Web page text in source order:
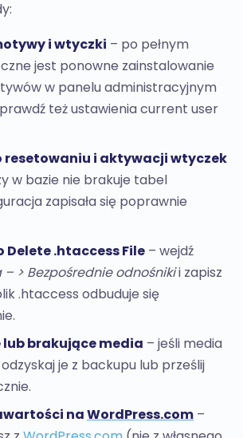
i wtyczki – po pełnym
jest ponowne zainstalowanie
w panelu administracyjnym
też ustawienia current user
resetowaniu i aktywacji wtyczek
w bazie nie brakuje tabel
zapisała się poprawnie
Delete .htaccess File – wejdź
– > Bezpośrednie odnośnikii zapisz
.htaccess odbuduje się
lub brakujące media – jeśli media
odzyskaj je z backupu lub prześlij
naWordPress.com –